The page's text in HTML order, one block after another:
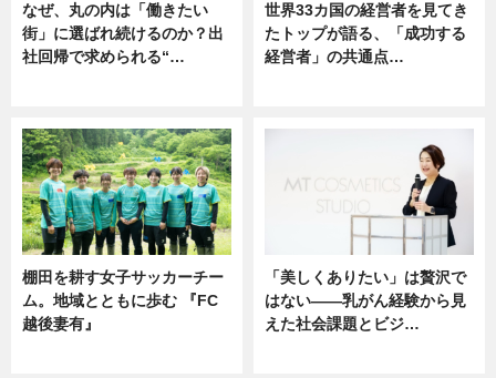
なぜ、丸の内は「働きたい
街」に選ばれ続けるのか？出
社回帰で求められる“…
世界33カ国の経営者を見てき
たトップが語る、「成功する
経営者」の共通点…
棚田を耕す女子サッカーチー
ム。地域とともに歩む 『FC
越後妻有』
「美しくありたい」は贅沢で
はない――乳がん経験から見
えた社会課題とビジ…